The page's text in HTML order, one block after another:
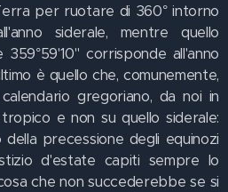
per ruotare di 360° intorno
siderale, mentre quello
corrisponde all'anno
è quello che, comunemente,
gregoriano, da noi in
e non su quello siderale:
precessione degli equinozi
d'estate capiti sempre lo
che non succederebbe se si